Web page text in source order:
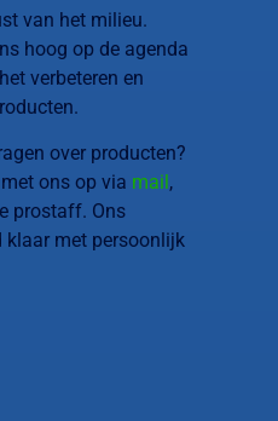
van het milieu.
hoog op de agenda
verbeteren en
over producten?
ons op via mail ,
prostaff. Ons
met persoonlijk